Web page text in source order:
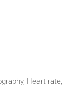
Heart rate,